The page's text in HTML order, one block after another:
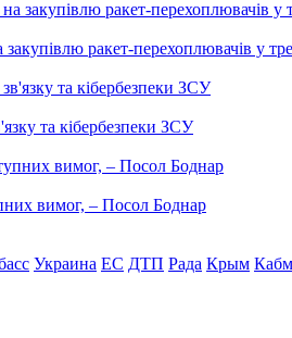
ракет-перехоплювачів у
та кібербезпеки ЗСУ
вимог, – Посол Боднар
Украина ЕС ДТП Рада Крым